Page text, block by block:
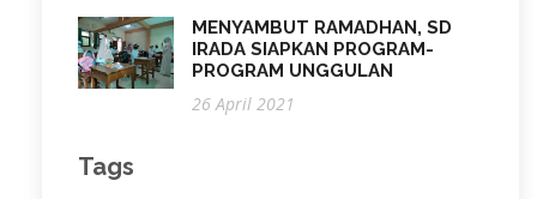
MENYAMBUT RAMADHAN, SD
IRADA SIAPKAN PROGRAM-
PROGRAM UNGGULAN
26 April 2021
Tags